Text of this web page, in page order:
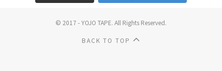
© 2017 - YOJO TAPE. All Rights Reserved.
BACK TO TOP